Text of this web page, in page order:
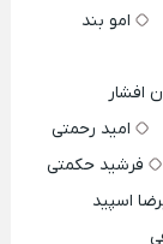
امو بند
افشار
امید رحمتی
فرشید حکمتی
اسپید